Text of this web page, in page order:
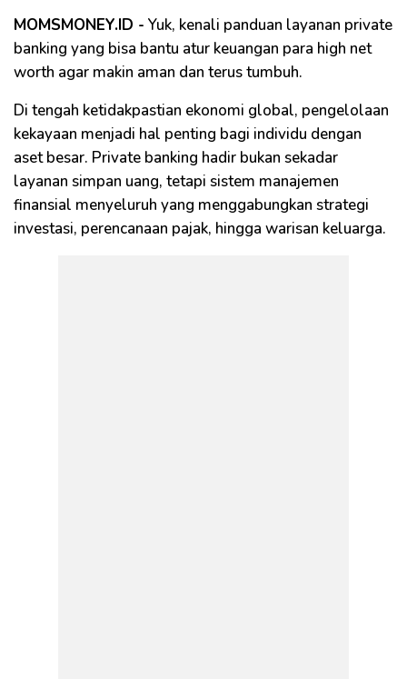
MOMSMONEY.ID - Yuk, kenali panduan layanan private
banking yang bisa bantu atur keuangan para high net
worth agar makin aman dan terus tumbuh.
Di tengah ketidakpastian ekonomi global, pengelolaan
kekayaan menjadi hal penting bagi individu dengan
aset besar. Private banking hadir bukan sekadar
layanan simpan uang, tetapi sistem manajemen
finansial menyeluruh yang menggabungkan strategi
investasi, perencanaan pajak, hingga warisan keluarga.